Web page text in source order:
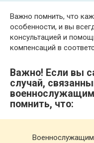
Важно помнить, что
особенности, и вы
консультацией и
компенсаций в
Важно! Если вы
случай,
помнить, что: